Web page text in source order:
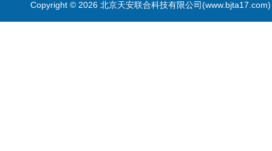
Copyright © 2026 北京天安联合科技有限公司